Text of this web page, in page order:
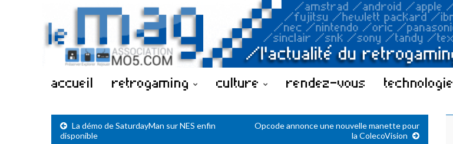
accueil retrogaming culture rendez-vous technologie
La démo de SaturdayMan sur NES enfin
disponible
Opcode annonce une nouvelle manette pour
la ColecoVision